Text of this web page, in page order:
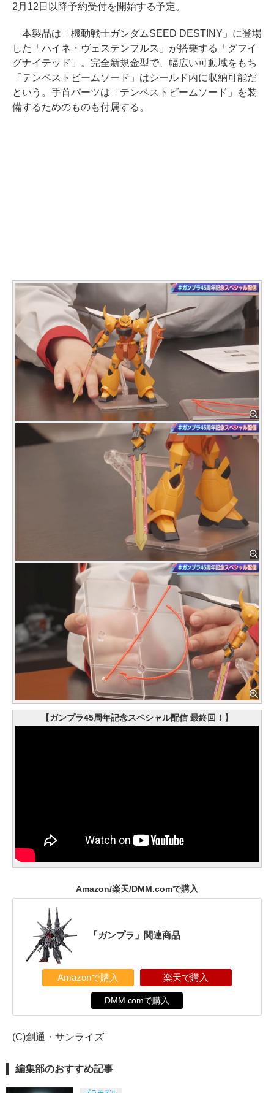
2月12日以降予約受付を開始する予定。
本製品は「機動戦士ガンダムSEED DESTINY」に登場
した「ハイネ・ヴェステンフルス」が搭乗する「グフイ
グナイテッド」。完全新規金型で、幅広い可動域をもち
「テンペストビームソード」はシールド内に収納可能だ
という。手首パーツは「テンペストビームソード」を装
備するためのものも付属する。
【ガンプラ45周年記念スペシャル配信 最終回！】
Amazon/楽天/DMM.comで購入
「ガンプラ」関連商品
Amazonで購入 楽天で購入
DMM.comで購入
(C)創通・サンライズ
編集部のおすすめ記事